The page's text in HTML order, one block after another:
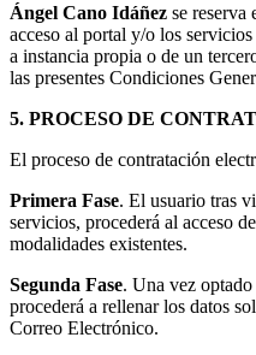
Ángel Cano Idáñez se reserva
acceso al portal y/o los
a instancia propia o de un
las presentes Condiciones
5. PROCESO DE
El proceso de contratación
Primera Fase. El usuario tras
servicios, procederá al acceso
modalidades existentes.
Segunda Fase. Una vez
procederá a rellenar los datos
Correo Electrónico.